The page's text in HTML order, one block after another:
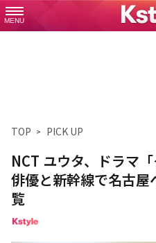
MENU
TOP PICK UP
NCT ユウタ、ドラマ
俳優と新幹線で名古
覧